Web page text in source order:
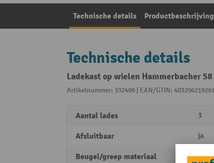
Technische details Productbeschrijving
Technische details
Ladekast op wielen Hammerbacher
Artikelnummer: 332409 | EAN/GTIN:
Aantal lades 3
Afsluitbaar ja
Beugel/greep materiaal